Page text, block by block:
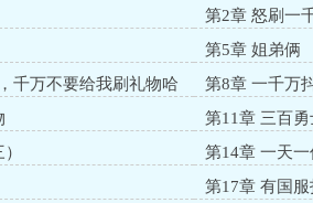
第2章 怒刷一
第5章 姐弟俩
千万不要给我刷礼物哈
第8章 一千万
第11章 三百勇
第14章 一天
第17章 有国服